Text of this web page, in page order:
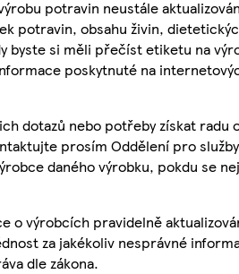
potravin neustále
potravin, obsahu živin,
byste si měli přečíst etiketu na
poskytnuté na
dotazů nebo potřeby získat radu
prosím Oddělení pro služby
daného výrobku, pokdu se
o výrobcích pravidelně
za jakékoliv nesprávné
dle zákona.